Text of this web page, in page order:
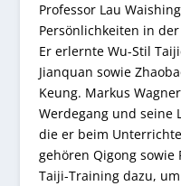
Professor Lau
Persönlichkeiten in
Er erlernte Wu-Stil
Jianquan sowie
Keung. Markus
Werdegang und seine
die er beim
gehören Qigong sowie
Taiji-Training dazu,